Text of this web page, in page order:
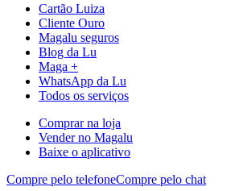
Cartão Luiza
Cliente Ouro
Magalu seguros
Blog da Lu
Maga +
WhatsApp da Lu
Todos os serviços
Comprar na loja
Vender no Magalu
Baixe o aplicativo
Compre pelo telefoneCompre pelo chat